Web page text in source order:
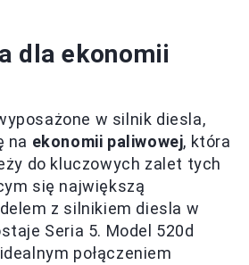
dla ekonomii
w silnik diesla,
na ekonomii paliwowej, która
do kluczowych zalet tych
się największą
z silnikiem diesla w
Seria 5. Model 520d
połączeniem